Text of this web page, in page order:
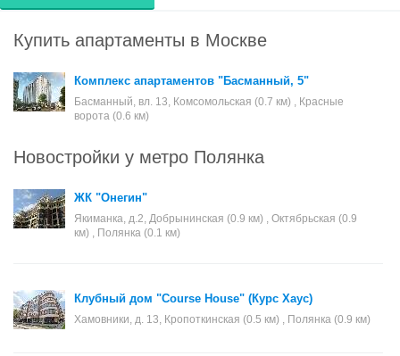
Купить апартаменты в Москве
Комплекс апартаментов "Басманный, 5"
Басманный, вл. 13, Комсомольская (0.7 км) , Красные
ворота (0.6 км)
Новостройки у метро Полянка
ЖК "Онегин"
Якиманка, д.2, Добрынинская (0.9 км) , Октябрьская (0.9
км) , Полянка (0.1 км)
Клубный дом "Course House" (Курс Хаус)
Хамовники, д. 13, Кропоткинская (0.5 км) , Полянка (0.9 км)